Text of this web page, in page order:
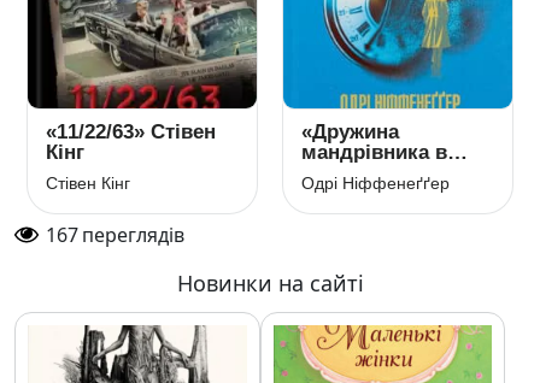
«11/22/63» Стівен
Кінг
Стівен Кінг
«Дружина
мандрівника в
часі» Одрі
Ніффенеґґер
Одрі Ніффенеґґер
167переглядів
Новинки на сайті